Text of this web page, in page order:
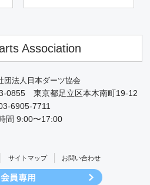
Association
団法人日本ダーツ協会
0855 東京都足立区本木南町19-12
6905-7711
間 9:00〜17:00
サイトマップ お問い合わせ